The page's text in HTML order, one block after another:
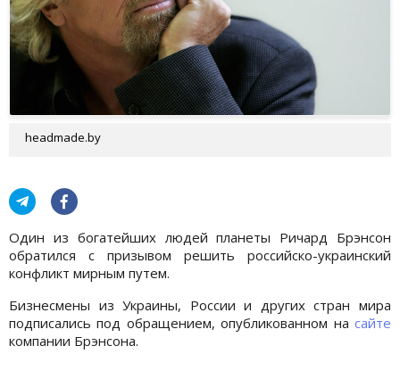
headmade.by
Один из богатейших людей планеты Ричард Брэнсон
обратился с призывом решить российско-украинский
конфликт мирным путем.
Бизнесмены из Украины, России и других стран мира
подписались под обращением, опубликованном на сайте
компании Брэнсона.